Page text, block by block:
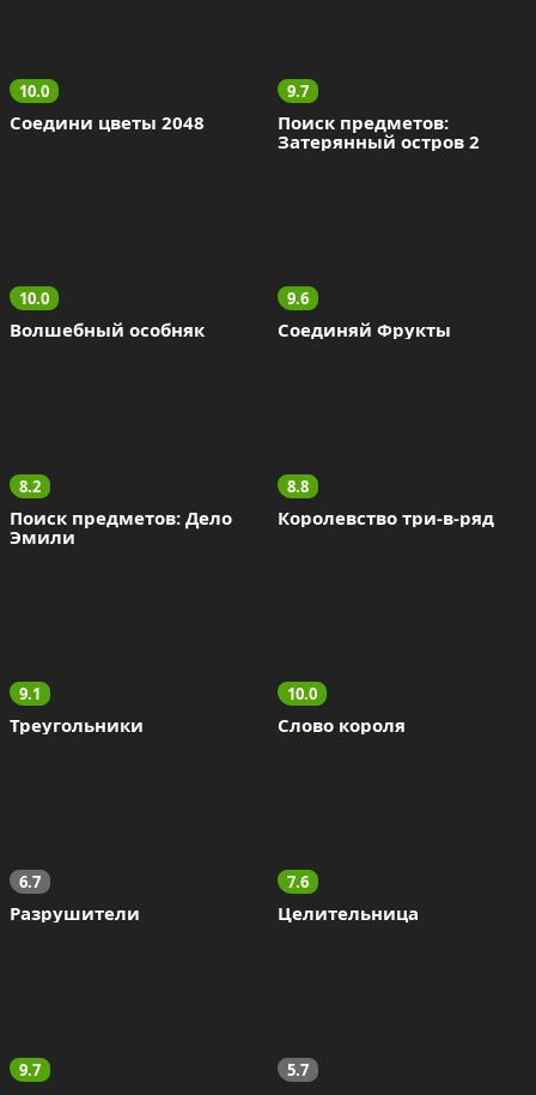
10.0
Соедини цветы 2048
9.7
Поиск предметов:
Затерянный остров 2
10.0
Волшебный особняк
9.6
Соединяй Фрукты
8.2
Поиск предметов: Дело
Эмили
8.8
Королевство три-в-ряд
9.1
Треугольники
10.0
Слово короля
6.7
Разрушители
7.6
Целительница
9.7 5.7